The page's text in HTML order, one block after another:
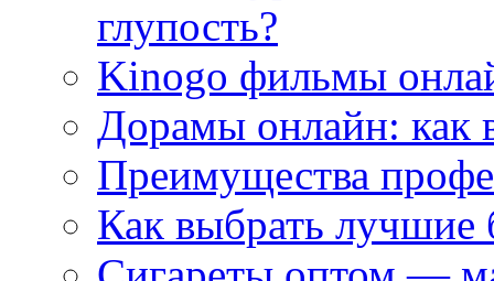
глупость?
Kinogo фильмы
Дорамы онлайн: как
Преимущества
Как выбрать